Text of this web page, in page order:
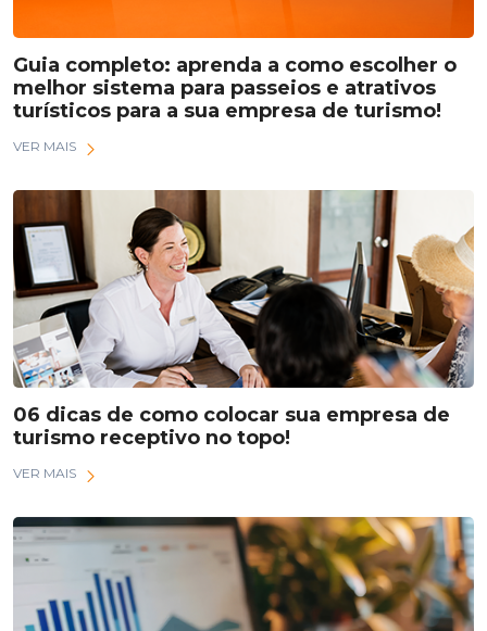
Guia completo: aprenda a como escolher o
melhor sistema para passeios e atrativos
turísticos para a sua empresa de turismo!
VER MAIS
06 dicas de como colocar sua empresa de
turismo receptivo no topo!
VER MAIS